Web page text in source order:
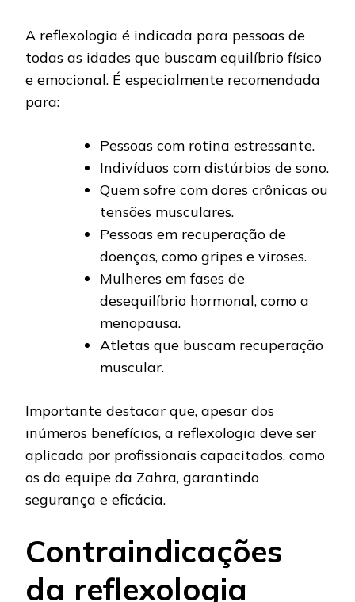
A reflexologia é indicada para pessoas de
todas as idades que buscam equilíbrio físico
e emocional. É especialmente recomendada
para:
Pessoas com rotina estressante.
Indivíduos com distúrbios de sono.
Quem sofre com dores crônicas ou
tensões musculares.
Pessoas em recuperação de
doenças, como gripes e viroses.
Mulheres em fases de
desequilíbrio hormonal, como a
menopausa.
Atletas que buscam recuperação
muscular.
Importante destacar que, apesar dos
inúmeros benefícios, a reflexologia deve ser
aplicada por profissionais capacitados, como
os da equipe da Zahra, garantindo
segurança e eficácia.
Contraindicações
da reflexologia